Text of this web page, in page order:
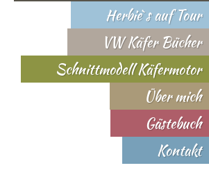
Herbie`s auf Tour
VW Käfer Bücher
Schnittmodell Käfermotor
Über mich
Gästebuch
Kontakt